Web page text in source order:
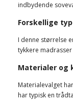
indbydende
Forskellige
I denne størrelse
tykkere
Materialer og
Materialevalget
har typisk en